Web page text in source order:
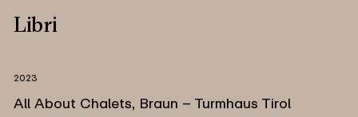
Libri
2023
All About Chalets, Braun – Turmhaus Tirol